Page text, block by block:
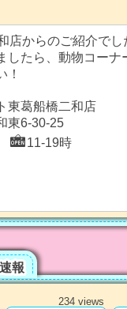
店からのご紹介でし
したら、動物コーナ
！
東葛船橋二和店
東6-30-25
11-19時
報
234 views